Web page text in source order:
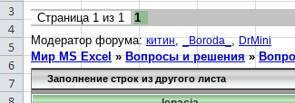
Страница 1 из 1
1
Модератор форума:китин,_Boroda_,DrMini
Мир MS Excel » Вопросы и решения »
Заполнение строк из другого листа